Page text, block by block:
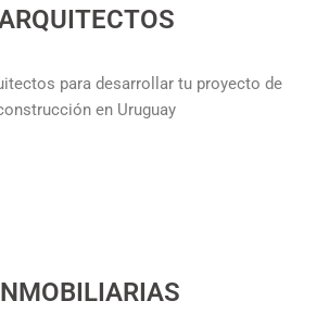
para desarrollar tu proyecto de
en Uruguay